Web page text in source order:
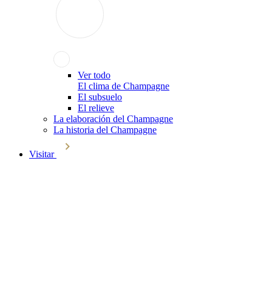
Ver todo
El clima de Champagne
El subsuelo
El relieve
La elaboración del Champagne
La historia del Champagne
Visitar